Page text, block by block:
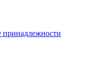
принадлежности